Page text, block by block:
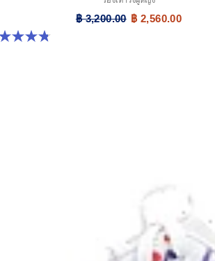
฿ 3,200.00 ฿ 2,560.00